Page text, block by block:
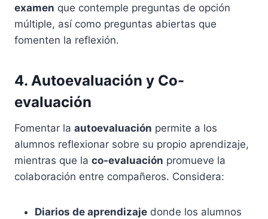
examen que contemple preguntas de opción
múltiple, así como preguntas abiertas que
fomenten la reflexión.
4. Autoevaluación y Co-
evaluación
Fomentar la autoevaluación permite a los
alumnos reflexionar sobre su propio aprendizaje,
mientras que la co-evaluación promueve la
colaboración entre compañeros. Considera:
Diarios de aprendizaje donde los alumnos